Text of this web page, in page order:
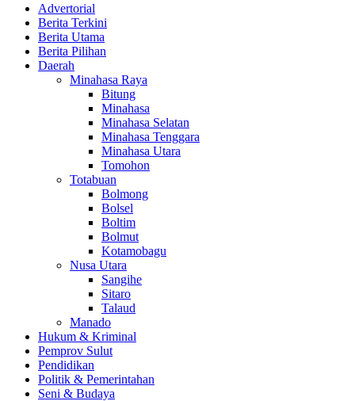
Advertorial
Berita Terkini
Berita Utama
Berita Pilihan
Daerah
Minahasa Raya
Bitung
Minahasa
Minahasa Selatan
Minahasa Tenggara
Minahasa Utara
Tomohon
Totabuan
Bolmong
Bolsel
Boltim
Bolmut
Kotamobagu
Nusa Utara
Sangihe
Sitaro
Talaud
Manado
Hukum & Kriminal
Pemprov Sulut
Pendidikan
Politik & Pemerintahan
Seni & Budaya